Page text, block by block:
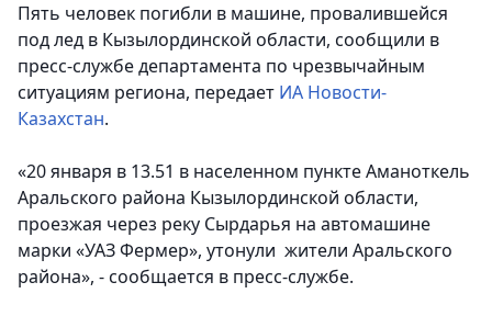
Пять человек погибли в машине, провалившейся
под лед в Кызылординской области, сообщили в
пресс-службе департамента по чрезвычайным
ситуациям региона, передает ИА Новости-
Казахстан.
«20 января в 13.51 в населенном пункте Аманоткель
Аральского района Кызылординской области,
проезжая через реку Сырдарья на автомашине
марки «УАЗ Фермер», утонули жители Аральского
района», - сообщается в пресс-службе.